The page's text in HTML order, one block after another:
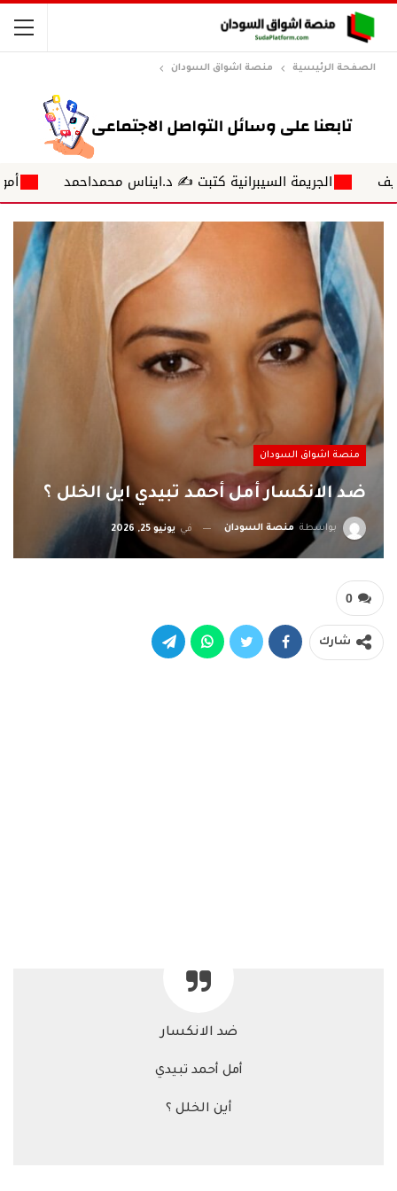
الصفحة الرئيسية منصة اشواق السودان
السيبرانية كتبت ✍ د.ايناس محمداحمد أمواج ناعمة
منصة اشواق السودان
ضد الانكسار أمل أحمد تبيدي اين الخلل ؟
بواسطة منصة السودان في يونيو 25, 2026
0
شارك
ضد الانكسار
أمل أحمد تبيدي
أين الخلل ؟